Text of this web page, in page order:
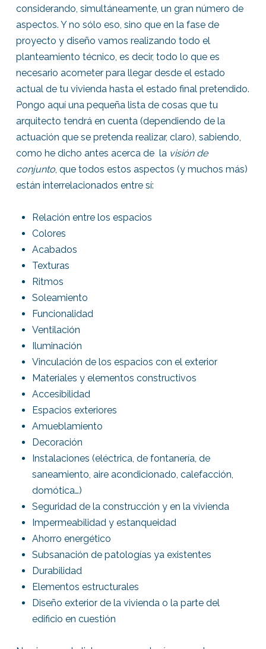
considerando, simultáneamente, un gran número de
aspectos. Y no sólo eso, sino que en la fase de
proyecto y diseño vamos realizando todo el
planteamiento técnico, es decir, todo lo que es
necesario acometer para llegar desde el estado
actual de tu vivienda hasta el estado final pretendido.
Pongo aquí una pequeña lista de cosas que tu
arquitecto tendrá en cuenta (dependiendo de la
actuación que se pretenda realizar, claro), sabiendo,
como he dicho antes acerca de la visión de
conjunto, que todos estos aspectos (y muchos más)
están interrelacionados entre sí:
Relación entre los espacios
Colores
Acabados
Texturas
Ritmos
Soleamiento
Funcionalidad
Ventilación
Iluminación
Vinculación de los espacios con el exterior
Materiales y elementos constructivos
Accesibilidad
Espacios exteriores
Amueblamiento
Decoración
Instalaciones (eléctrica, de fontanería, de
saneamiento, aire acondicionado, calefacción,
domótica…)
Seguridad de la construcción y en la vivienda
Impermeabilidad y estanqueidad
Ahorro energético
Subsanación de patologías ya existentes
Durabilidad
Elementos estructurales
Diseño exterior de la vivienda o la parte del
edificio en cuestión